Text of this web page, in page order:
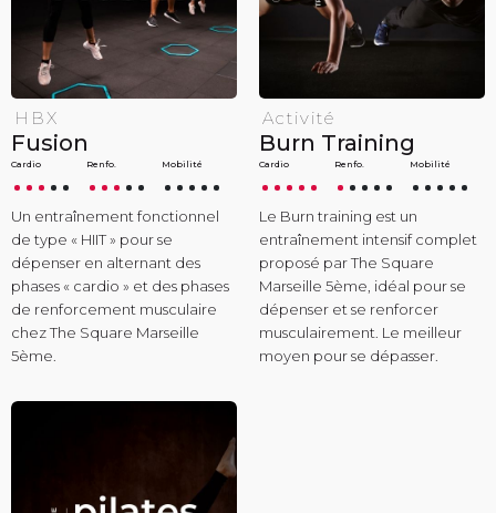
HBX
Fusion
Cardio Renfo. Mobilité
Un entraînement fonctionnel
de type « HIIT » pour se
dépenser en alternant des
phases « cardio » et des phases
de renforcement musculaire
chez The Square Marseille
5ème.
Activité
Burn Training
Cardio Renfo. Mobilité
Le Burn training est un
entraînement intensif complet
proposé par The Square
Marseille 5ème, idéal pour se
dépenser et se renforcer
musculairement. Le meilleur
moyen pour se dépasser.